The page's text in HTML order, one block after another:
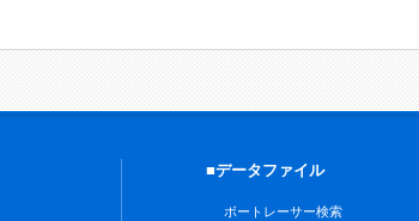
■データファイル
ボートレーサー検索